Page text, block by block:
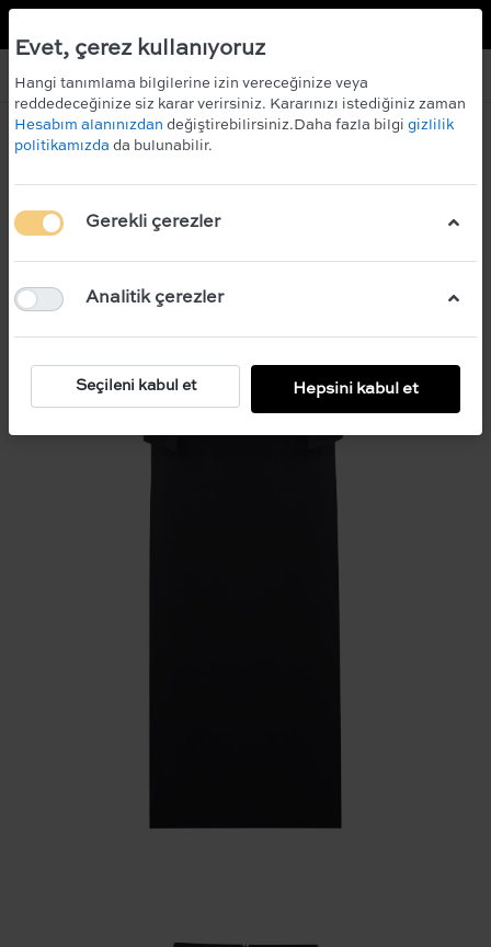
Evet, çerez kullanıyoruz
Hangi tanımlama bilgilerine izin vereceğinize veya
reddedeceğinize siz karar verirsiniz. Kararınızı istediğiniz zaman
Hesabım alanınızdan değiştirebilirsiniz.Daha fazla bilgi gizlilik
politikamızda da bulunabilir.
Gerekli çerezler
Analitik çerezler
Seçileni kabul et Hepsini kabul et